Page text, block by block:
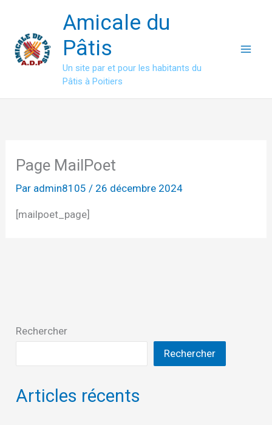
contenu
Amicale du
Pâtis
Un site par et pour les habitants du
Pâtis à Poitiers
Page MailPoet
Par admin8105 / 26 décembre 2024
[mailpoet_page]
Rechercher
Rechercher
Articles récents